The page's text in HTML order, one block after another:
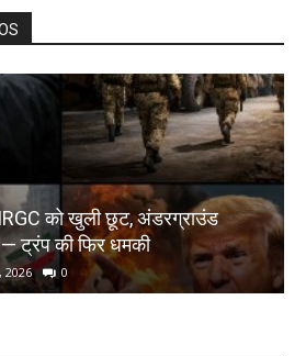
को खुली छूट, अंडरग्राउंड
— ट्रंप की फिर धमकी
2026 0